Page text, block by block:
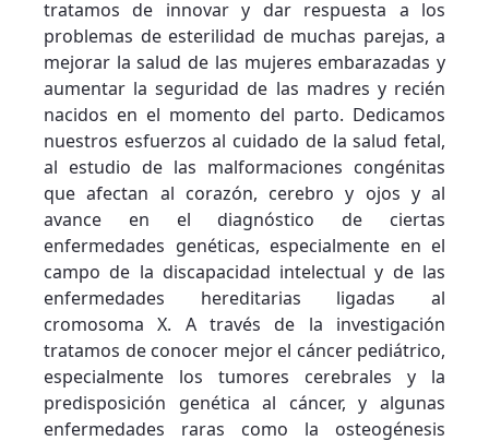
tratamos de innovar y dar respuesta a los
problemas de esterilidad de muchas parejas, a
mejorar la salud de las mujeres embarazadas y
aumentar la seguridad de las madres y recién
nacidos en el momento del parto. Dedicamos
nuestros esfuerzos al cuidado de la salud fetal,
al estudio de las malformaciones congénitas
que afectan al corazón, cerebro y ojos y al
avance en el diagnóstico de ciertas
enfermedades genéticas, especialmente en el
campo de la discapacidad intelectual y de las
enfermedades hereditarias ligadas al
cromosoma X. A través de la investigación
tratamos de conocer mejor el cáncer pediátrico,
especialmente los tumores cerebrales y la
predisposición genética al cáncer, y algunas
enfermedades raras como la osteogénesis